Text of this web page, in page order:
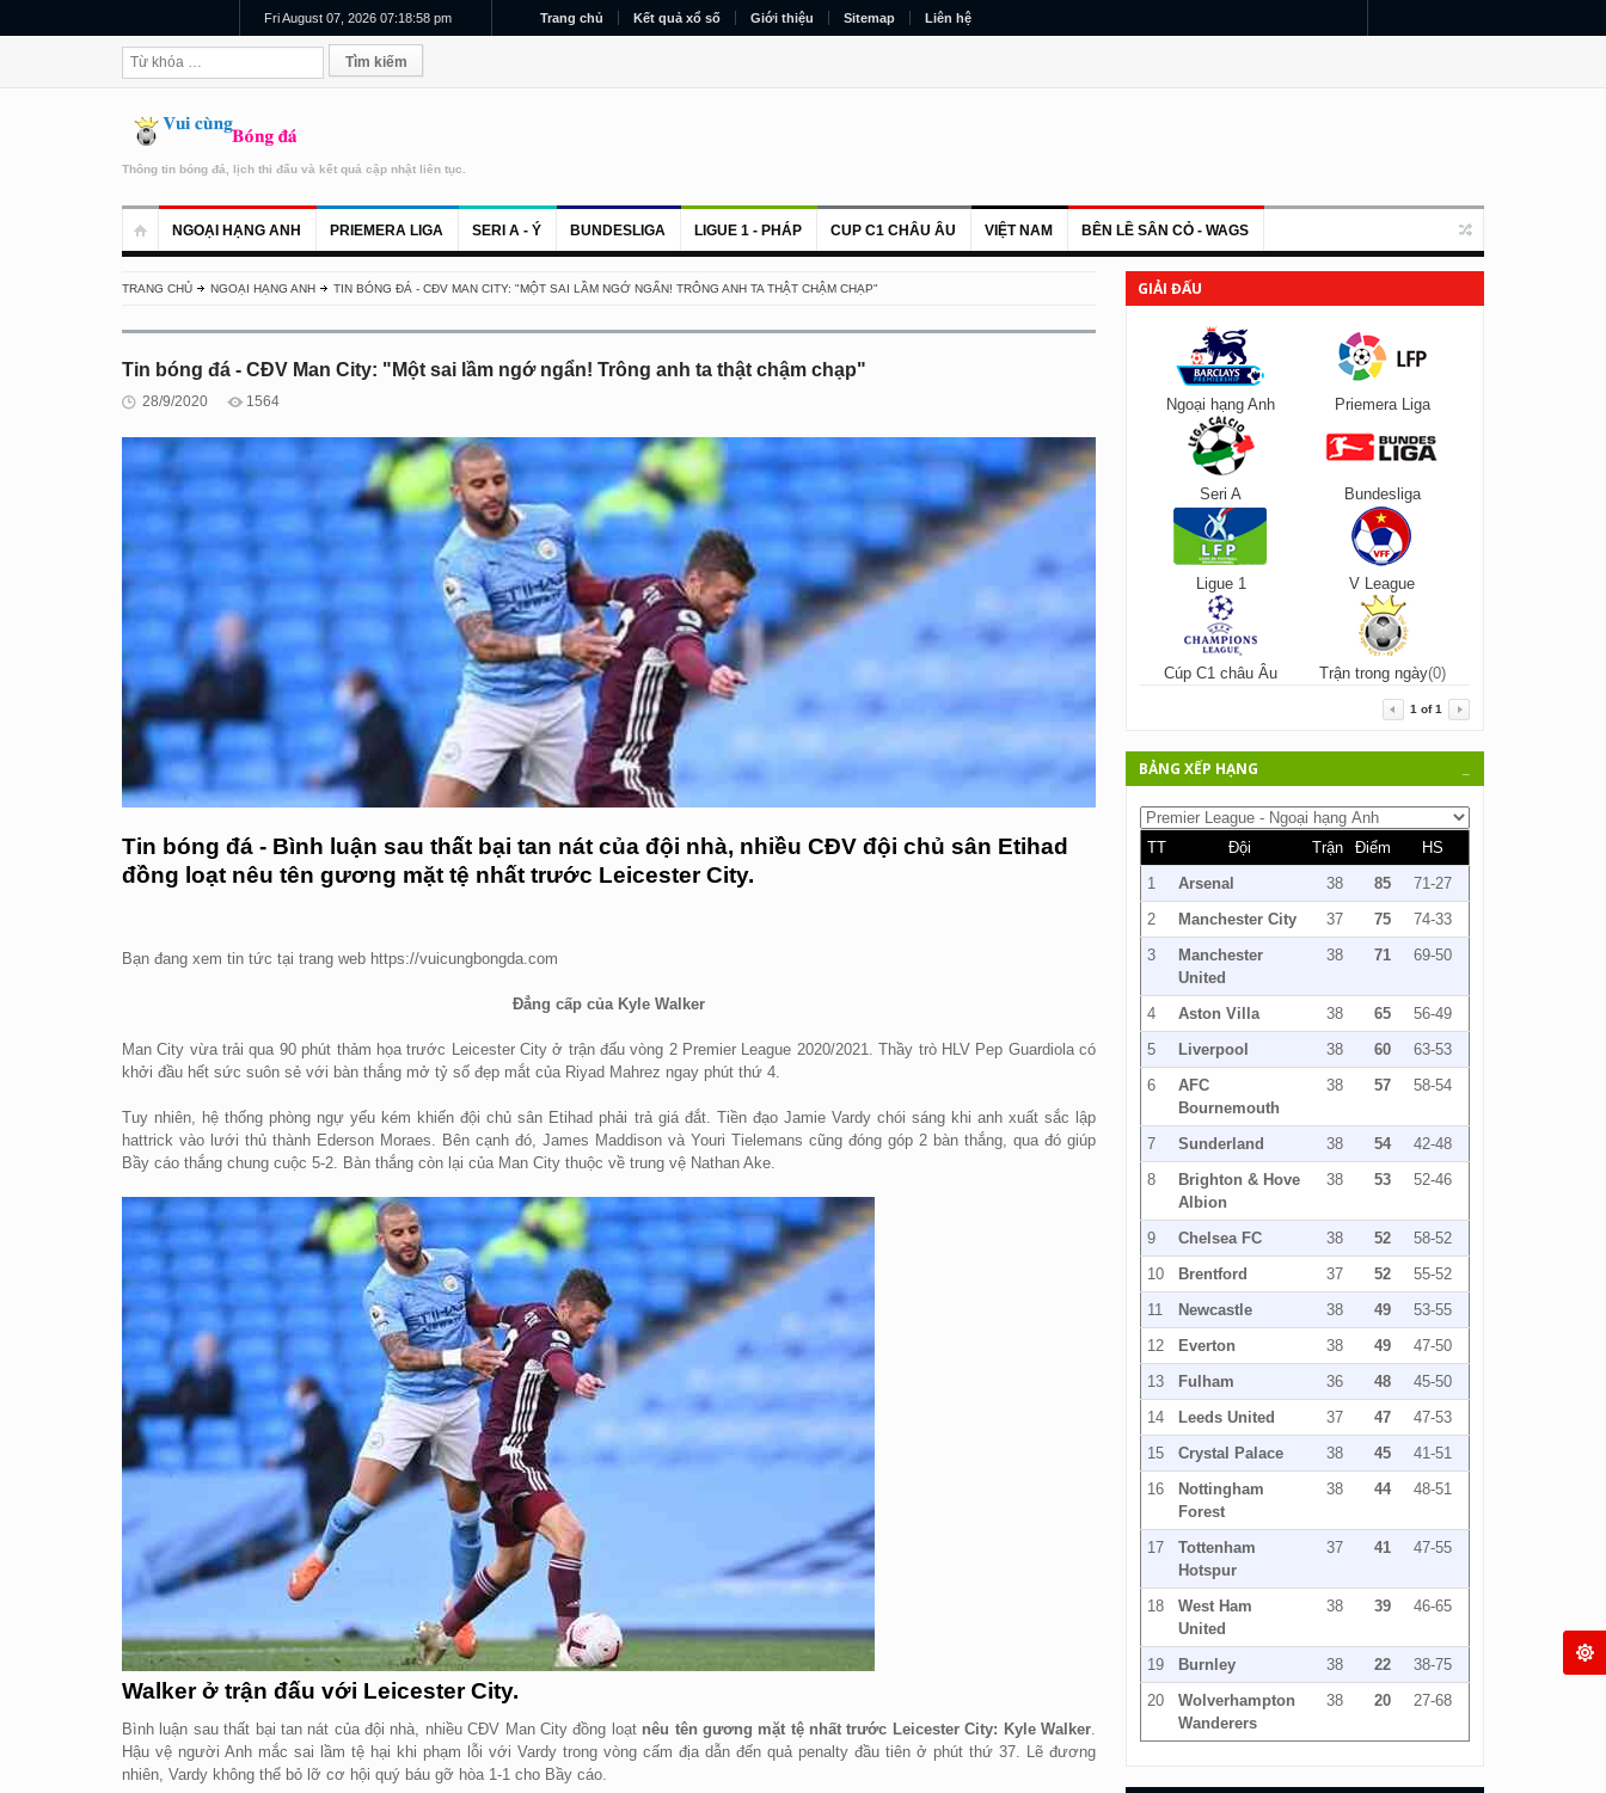
Fri August 07, 2026 07:18:59 pm Trang chủ Kết quả xổ số Giới thiệu Sitemap Liên hệ
Thông tin bóng đá, lịch thi đấu và kết quả cập nhật liên tục.
NGOẠI HẠNG ANH PRIEMERA LIGA SERI A - Ý BUNDESLIGA LIGUE 1 - PHÁP CUP C1 CHÂU ÂU VIỆT NAM BÊN LỀ SÂN CỎ - WAGS
TRANG CHỦ NGOẠI HẠNG ANH TIN BÓNG ĐÁ - CĐV MAN CITY: "MỘT SAI LẦM NGỚ NGẨN! TRÔNG ANH TA THẬT CHẬM CHẠP"
Tin bóng đá - CĐV Man City: "Một sai lầm ngớ ngẩn! Trông anh ta thật chậm chạp"
28/9/2020 1564
Tin bóng đá - Bình luận sau thất bại tan nát của đội nhà, nhiều CĐV đội chủ sân Etihad
đồng loạt nêu tên gương mặt tệ nhất trước Leicester City.
Bạn đang xem tin tức tại trang web https://vuicungbongda.com
Đẳng cấp của Kyle Walker
Man City vừa trải qua 90 phút thảm họa trước Leicester City ở trận đấu vòng 2 Premier League 2020/2021. Thầy trò HLV Pep Guardiola có
khởi đầu hết sức suôn sẻ với bàn thắng mở tỷ số đẹp mắt của Riyad Mahrez ngay phút thứ 4.
Tuy nhiên, hệ thống phòng ngự yếu kém khiến đội chủ sân Etihad phải trả giá đắt. Tiền đạo Jamie Vardy chói sáng khi anh xuất sắc lập
hattrick vào lưới thủ thành Ederson Moraes. Bên cạnh đó, James Maddison và Youri Tielemans cũng đóng góp 2 bàn thắng, qua đó giúp
Bầy cáo thắng chung cuộc 5-2. Bàn thắng còn lại của Man City thuộc về trung vệ Nathan Ake.
Walker ở trận đấu với Leicester City.
Bình luận sau thất bại tan nát của đội nhà, nhiều CĐV Man City đồng loạt nêu tên gương mặt tệ nhất trước Leicester City: Kyle Walker.
Hậu vệ người Anh mắc sai lầm tệ hại khi phạm lỗi với Vardy trong vòng cấm địa dẫn đến quả penalty đầu tiên ở phút thứ 37. Lẽ đương
nhiên, Vardy không thể bỏ lỡ cơ hội quý báu gỡ hòa 1-1 cho Bầy cáo.
GIẢI ĐẤU
Ngoại hạng Anh Priemera Liga
Seri A Bundesliga
Ligue 1 V League
Cúp C1 châu Âu Trận trong ngày(0)
1 of1
BẢNG XẾP HẠNG
TT Đội Trận Điểm
HS
1
Arsenal 38 85
71-27
2
Manchester City 37 75
74-33
3
Manchester
United
38 71 69-50
4 Aston Villa 38 65
56-49
5
Liverpool 38 60
63-53
6
AFC
Bournemouth
38 57 58-54
7 Sunderland 38 54
42-48
8
Brighton & Hove
Albion
38 53 52-46
9 Chelsea FC 38 52
58-52
10
Brentford 37 52
55-52
11
Newcastle 38 49
53-55
12
Everton 38 49
47-50
13
Fulham 36 48
45-50
14
Leeds United 37 47
47-53
15
Crystal Palace 38 45
41-51
16
Nottingham
Forest
38 44 48-51
17
Tottenham
Hotspur
37 41 47-55
18
West Ham
United
38 39 46-65
19 Burnley 38 22
38-75
20
Wolverhampton
Wanderers
38 20 27-68